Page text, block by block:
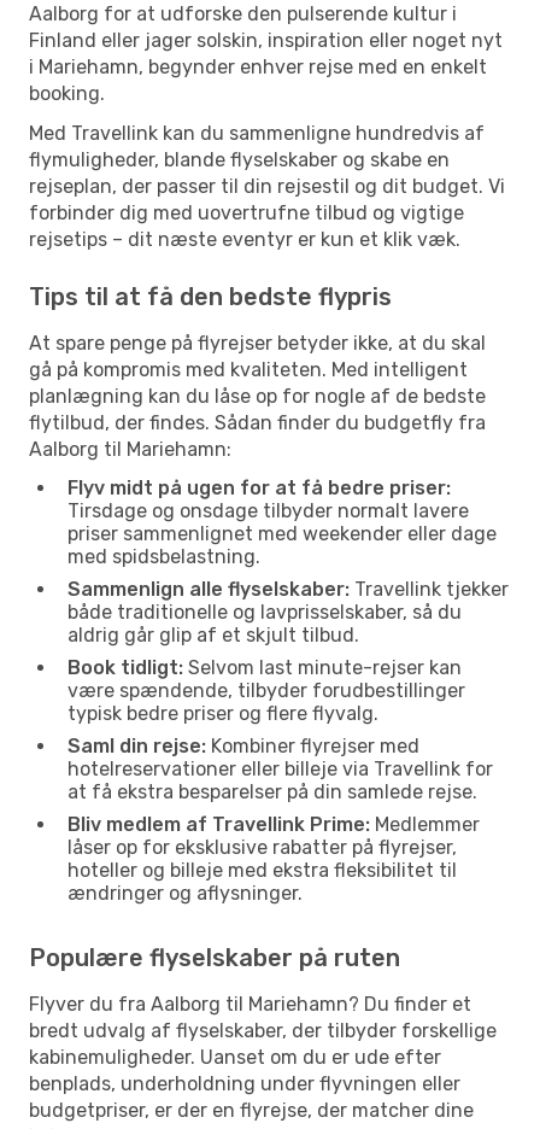
Aalborg for at udforske den pulserende kultur i
Finland eller jager solskin, inspiration eller noget nyt
i Mariehamn, begynder enhver rejse med en enkelt
booking.
Med Travellink kan du sammenligne hundredvis af
flymuligheder, blande flyselskaber og skabe en
rejseplan, der passer til din rejsestil og dit budget. Vi
forbinder dig med uovertrufne tilbud og vigtige
rejsetips – dit næste eventyr er kun et klik væk.
Tips til at få den bedste flypris
At spare penge på flyrejser betyder ikke, at du skal
gå på kompromis med kvaliteten. Med intelligent
planlægning kan du låse op for nogle af de bedste
flytilbud, der findes. Sådan finder du budgetfly fra
Aalborg til Mariehamn:
Flyv midt på ugen for at få bedre priser:
Tirsdage og onsdage tilbyder normalt lavere
priser sammenlignet med weekender eller dage
med spidsbelastning.
Sammenlign alle flyselskaber: Travellink tjekker
både traditionelle og lavprisselskaber, så du
aldrig går glip af et skjult tilbud.
Book tidligt: Selvom last minute-rejser kan
være spændende, tilbyder forudbestillinger
typisk bedre priser og flere flyvalg.
Saml din rejse: Kombiner flyrejser med
hotelreservationer eller billeje via Travellink for
at få ekstra besparelser på din samlede rejse.
Bliv medlem af Travellink Prime: Medlemmer
låser op for eksklusive rabatter på flyrejser,
hoteller og billeje med ekstra fleksibilitet til
ændringer og aflysninger.
Populære flyselskaber på ruten
Flyver du fra Aalborg til Mariehamn? Du finder et
bredt udvalg af flyselskaber, der tilbyder forskellige
kabinemuligheder. Uanset om du er ude efter
benplads, underholdning under flyvningen eller
budgetpriser, er der en flyrejse, der matcher dine